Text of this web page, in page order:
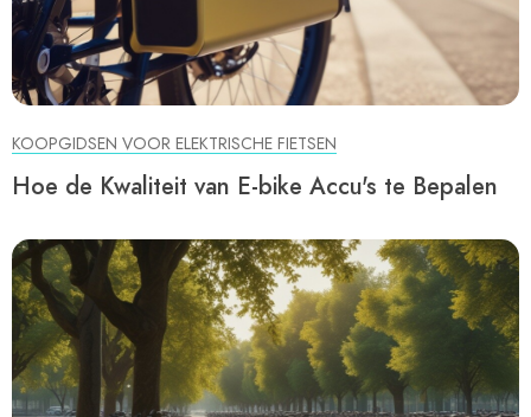
KOOPGIDSEN VOOR ELEKTRISCHE FIETSEN
Hoe de Kwaliteit van E-bike Accu's te Bepalen